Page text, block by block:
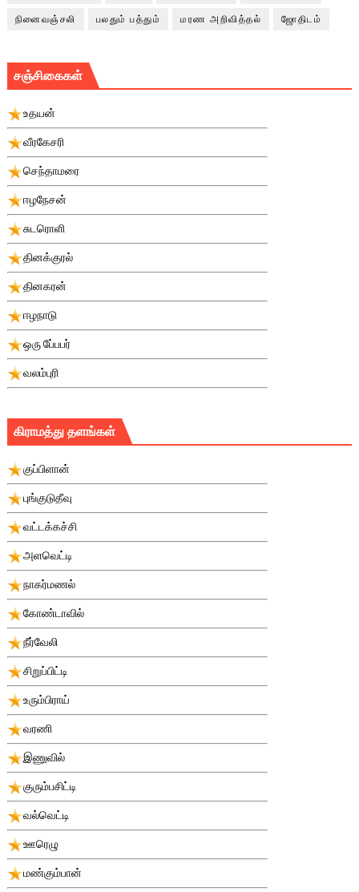
நினைவஞ்சலி பலதும் பத்தும் மரண அறிவித்தல் ஜோதிடம்
சஞ்சிகைகள்
உதயன்
வீரகேசரி
செந்தாமரை
ஈழநேசன்
சுடரொளி
தினக்குரல்
தினகரன்
ஈழநாடு
ஒரு பே்பபர்
வலம்புரி
கிராமத்து தளங்கள்
குப்பிளான்
புங்குடுதீவு
வட்டக்கச்சி
அளவெட்டி
நாகர்மணல்
கோண்டாவில்
நீர்வேலி
சிறுப்பிட்டி
உரும்பிராய்
வரணி
இணுவில்
குரும்பசிட்டி
வல்வெட்டி
ஊரெழு
மண்கும்பான்